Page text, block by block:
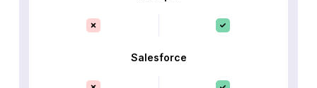
Salesforce